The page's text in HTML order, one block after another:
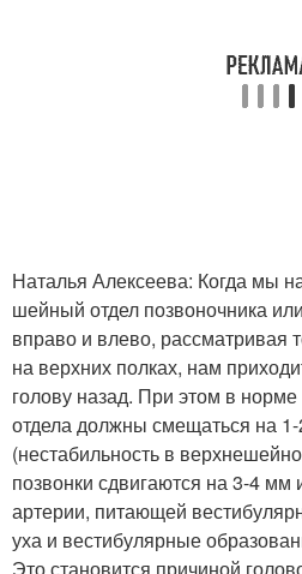
Наталья Алексеева: Когда мы
шейный отдел позвоночника
вправо и влево,
на верх­них полках, нам
голову назад. При этом в
отдела должны смещаться на
(нестабильность в
позвонки сдвигаются на 3-4 мм
артерии, питающей
уха и вестибулярные